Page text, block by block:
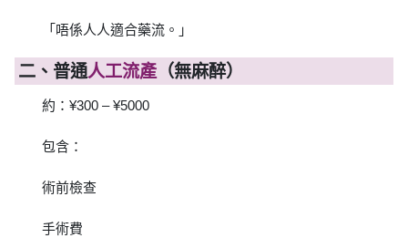
「唔係人人適合藥流。」
二、普通人工流產（無麻醉）
約：¥300 – ¥5000
包含：
術前檢查
手術費